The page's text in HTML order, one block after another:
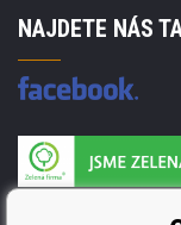
NAJDETE NÁS